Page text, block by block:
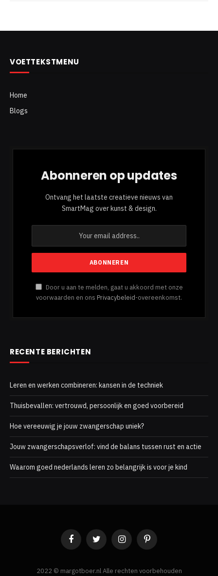
VOETTEKSTMENU
Home
Blogs
Abonneren op updates
Ontvang het laatste creatieve nieuws van
SmartMag over kunst & design.
Door u aan te melden, gaat u akkoord met onze
voorwaarden en ons Privacybeleid-overeenkomst.
RECENTE BERICHTEN
Leren en werken combineren: kansen in de techniek
Thuisbevallen: vertrouwd, persoonlijk en goed voorbereid
Hoe vereeuwig je jouw zwangerschap uniek?
Jouw zwangerschapsverlof: vind de balans tussen rust en actie
Waarom goed nederlands leren zo belangrijk is voor je kind
FacebookTwitter InstagramPinterest
2022 © margotboer.nl Alle rechten voorbehouden